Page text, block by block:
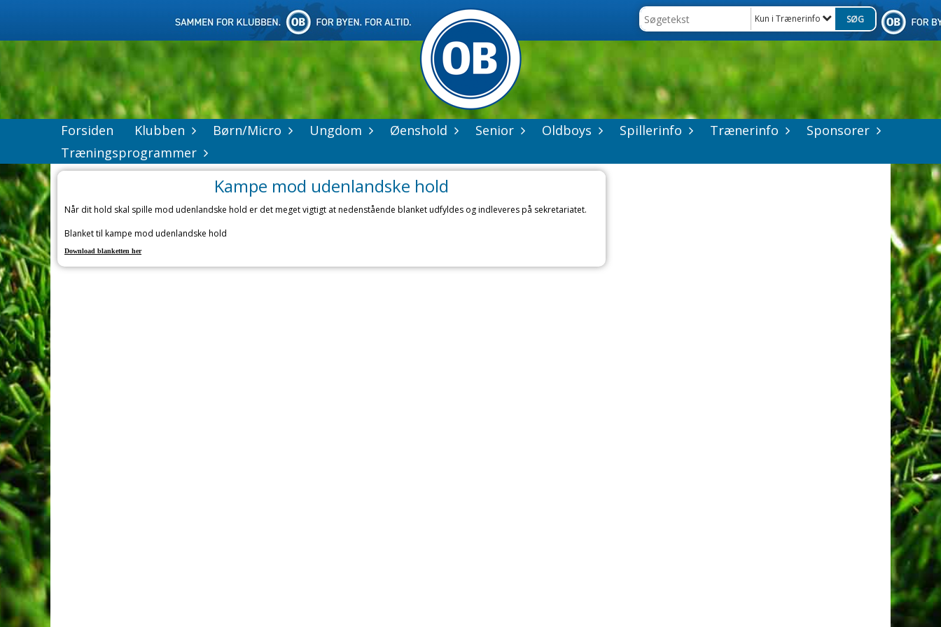
Kun i Trænerinfo
Forsiden Klubben Børn/Micro Ungdom Øenshold Senior Oldboys Spillerinfo Trænerinfo
Sponsorer
Træningsprogrammer
Kampe mod udenlandske hold
Når dit hold skal spille mod udenlandske hold er det meget vigtigt at nedenstående blanket udfyldes og indleveres på sekretariatet.
Blanket til kampe mod udenlandske hold
Download blanketten her